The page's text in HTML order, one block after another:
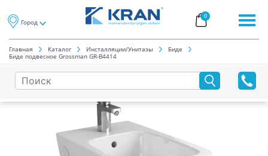
Город
0
Главная Каталог Инсталляции/Унитазы
Биде
Биде подвесное Grossman GR-B4414